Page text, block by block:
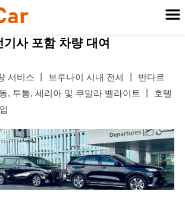
사 포함 차량 대여
서비스 丨 브루나이 시내 전세 丨 반다르
, 투통, 세리아 및 쿠알라 벨라이트 丨 호텔